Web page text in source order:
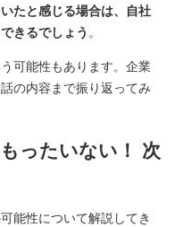
たと感じる場合は、自社
きるでしょう 。
可能性もあります。企業
の内容まで振り返ってみ
ったいない！ 次
能性について解説してき